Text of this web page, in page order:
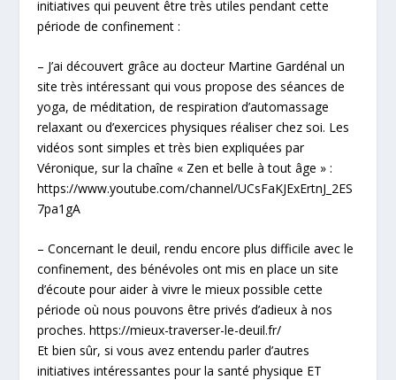
initiatives qui peuvent être très utiles pendant cette
période de confinement :
– J’ai découvert grâce au docteur Martine Gardénal un
site très intéressant qui vous propose des séances de
yoga, de méditation, de respiration d’automassage
relaxant ou d’exercices physiques réaliser chez soi. Les
vidéos sont simples et très bien expliquées par
Véronique, sur la chaîne « Zen et belle à tout âge » :
https://www.youtube.com/channel/UCsFaKJExErtnJ_2ES
7pa1gA
– Concernant le deuil, rendu encore plus difficile avec le
confinement, des bénévoles ont mis en place un site
d’écoute pour aider à vivre le mieux possible cette
période où nous pouvons être privés d’adieux à nos
proches. https://mieux-traverser-le-deuil.fr/
Et bien sûr, si vous avez entendu parler d’autres
initiatives intéressantes pour la santé physique ET